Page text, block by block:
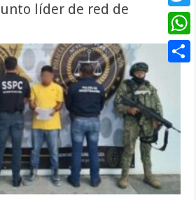
líder de red de
Twitter